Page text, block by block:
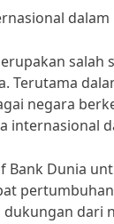
Terutama
negara
internasional
Dunia
dukungan